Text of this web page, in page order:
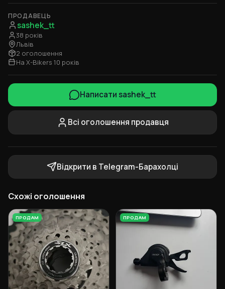
ПРОДАВЕЦЬ
sashek_tt
38 років
Львів
2 оголошення
На X-Bikers 10 років
Написати sashek_tt
Всі оголошення продавця
Відкрити в Telegram-Барахолці
Схожі оголошення
ПРОДАМ ПРОДАМ